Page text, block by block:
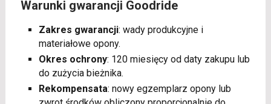
Warunki gwarancji Goodride
Zakres gwarancji: wady produkcyjne i
materiałowe opony.
Okres ochrony: 120 miesięcy od daty zakupu lub
do zużycia bieżnika.
Rekompensata: nowy egzemplarz opony lub